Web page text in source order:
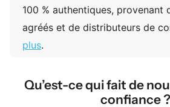
100 % authentiques, provenant
agréés et de distributeurs de
plus.
Qu’est-ce qui fait de
confiance ?